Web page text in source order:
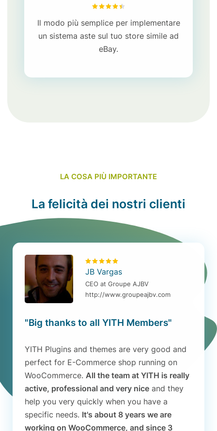
Il modo più semplice per implementare
un sistema aste sul tuo store simile ad
eBay.
LA COSA PIÙ IMPORTANTE
La felicità dei nostri clienti
JB Vargas
CEO at Groupe AJBV
http://www.groupeajbv.com
"Big thanks to all YITH Members"
YITH Plugins and themes are very good and
perfect for E-Commerce shop running on
WooCommerce. All the team at YITH is really
active, professional and very nice and they
help you very quickly when you have a
specific needs. It's about 8 years we are
working on WooCommerce, and since 3